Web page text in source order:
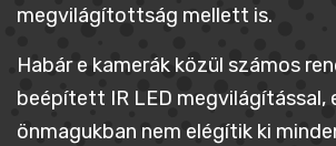
megvilágítottság mellett is.
Habár e kamerák közül számos
beépített IR LED megvilágítással,
önmagukban nem elégítik ki